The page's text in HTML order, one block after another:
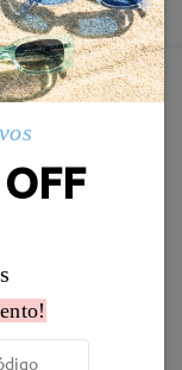
23,95 €